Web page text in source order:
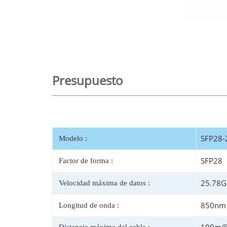
Presupuesto
Modelo :
Factor de forma : SFP28
Velocidad máxima de datos :
Longitud de onda : 850nm